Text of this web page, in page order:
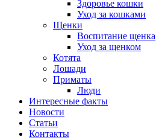
Здоровье кошки
Уход за кошками
Щенки
Воспитание щенка
Уход за щенком
Котята
Лошади
Приматы
Люди
Интересные факты
Новости
Статьи
Контакты